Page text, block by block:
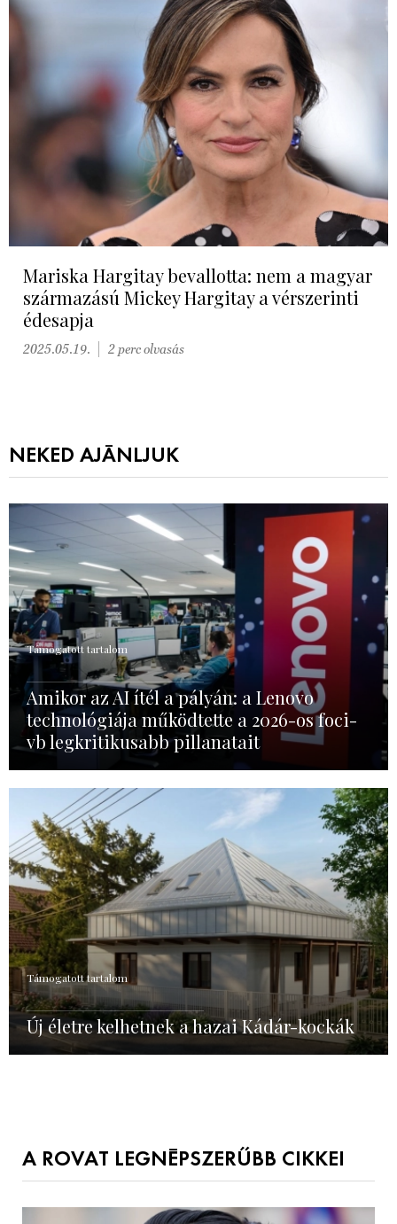
Mariska Hargitay bevallotta: nem a magyar
származású Mickey Hargitay a vérszerinti
édesapja
2025.05.19. 2 perc olvasás
NEKED AJÁNLJUK
Támogatott tartalom
Amikor az AI ítél a pályán: a Lenovo
technológiája működtette a 2026-os foci-
vb legkritikusabb pillanatait
Támogatott tartalom
Új életre kelhetnek a hazai Kádár-kockák
A ROVAT LEGNÉPSZERŰBB CIKKEI